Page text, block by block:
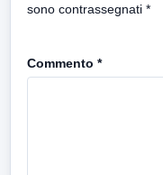
sono contrassegnati *
Commento *